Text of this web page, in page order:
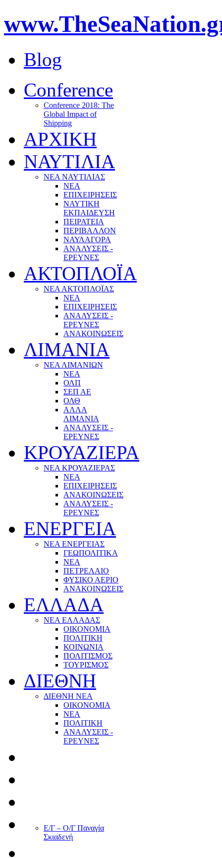
Blog
Conference
Conference 2018: The
Global Impact of
Shipping
ΑΡΧΙΚΗ
ΝΑΥΤΙΛΙΑ
ΝΕΑ ΝΑΥΤΙΛΙΑΣ
ΝΕΑ
ΕΠΙΧΕΙΡΗΣΕΙΣ
ΝΑΥΤΙΚΗ
ΕΚΠΑΙΔΕΥΣΗ
ΠΕΙΡΑΤΕΙΑ
ΠΕΡΙΒΑΛΛΟΝ
ΝΑΥΛΑΓΟΡΑ
ΑΝΑΛΥΣΕΙΣ -
ΕΡΕΥΝΕΣ
ΑΚΤΟΠΛΟΪΑ
ΝΕΑ ΑΚΤΟΠΛΟΪΑΣ
ΝΕΑ
ΕΠΙΧΕΙΡΗΣΕΙΣ
ΑΝΑΛΥΣΕΙΣ -
ΕΡΕΥΝΕΣ
ΑΝΑΚΟΙΝΩΣΕΙΣ
ΛΙΜΑΝΙΑ
ΝΕΑ ΛΙΜΑΝΙΩΝ
ΝΕΑ
ΟΛΠ
ΣΕΠ ΑΕ
ΟΛΘ
ΑΛΛΑ
ΛΙΜΑΝΙΑ
ΑΝΑΛΥΣΕΙΣ -
ΕΡΕΥΝΕΣ
ΚΡΟΥΑΖΙΕΡΑ
ΝΕΑ ΚΡΟΥΑΖΙΕΡΑΣ
NEA
ΕΠΙΧΕΙΡΗΣΕΙΣ
ΑΝΑΚΟΙΝΩΣΕΙΣ
ΑΝΑΛΥΣΕΙΣ -
ΕΡΕΥΝΕΣ
ΕΝΕΡΓΕΙΑ
ΝΕΑ ΕΝΕΡΓΕΙΑΣ
ΓΕΩΠΟΛΙΤΙΚΑ
ΝΕΑ
ΠΕΤΡΕΛΑΙΟ
ΦΥΣΙΚΟ ΑΕΡΙΟ
ΑΝΑΚΟΙΝΩΣΕΙΣ
ΕΛΛΑΔΑ
ΝΕΑ ΕΛΛΑΔΑΣ
ΟΙΚΟΝΟΜΙΑ
ΠΟΛΙΤΙΚΗ
ΚΟΙΝΩΝΙΑ
ΠΟΛΙΤΙΣΜΟΣ
ΤΟΥΡΙΣΜΟΣ
ΔΙΕΘΝΗ
ΔΙΕΘΝΗ ΝΕΑ
ΟΙΚΟΝΟΜΙΑ
ΝΕΑ
ΠΟΛΙΤΙΚΗ
ΑΝΑΛΥΣΕΙΣ -
ΕΡΕΥΝΕΣ
Ε/Γ – Ο/Γ Παναγία
Σκιαδενή